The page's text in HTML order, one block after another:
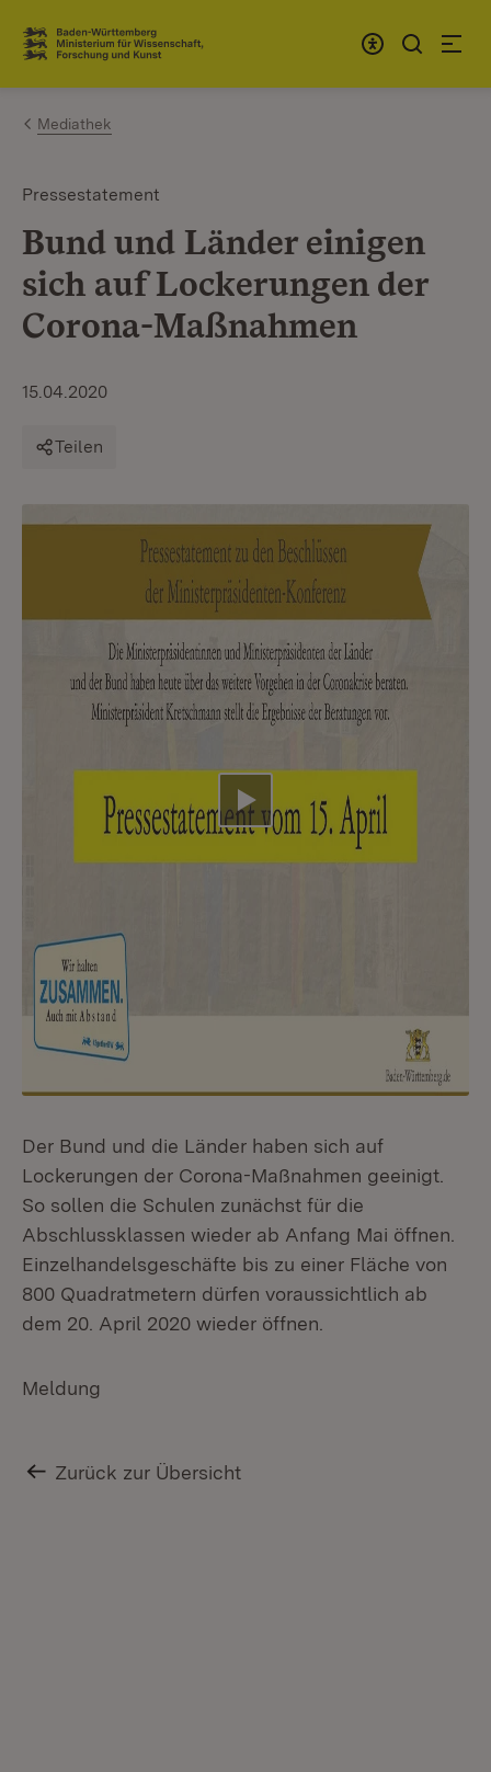
Zum Inhalt springen
Link zur Startseite
Mediathek
Pressestatement
Bund und Länder einigen
sich auf Lockerungen der
Corona-Maßnahmen
15.04.2020
Teilen
Video abspielen
Der Bund und die Länder haben sich auf
Lockerungen der Corona-Maßnahmen geeinigt.
So sollen die Schulen zunächst für die
Abschlussklassen wieder ab Anfang Mai öffnen.
Einzelhandelsgeschäfte bis zu einer Fläche von
800 Quadratmetern dürfen voraussichtlich ab
dem 20. April 2020 wieder öffnen.
Meldung
Zurück zur Übersicht